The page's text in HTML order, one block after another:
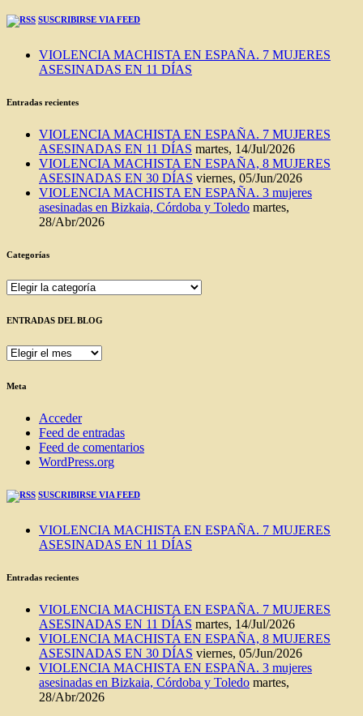
SUSCRIBIRSE VIA FEED
VIOLENCIA MACHISTA EN ESPAÑA. 7 MUJERES
ASESINADAS EN 11 DÍAS
Entradas recientes
VIOLENCIA MACHISTA EN ESPAÑA. 7 MUJERES
ASESINADAS EN 11 DÍAS martes, 14/Jul/2026
VIOLENCIA MACHISTA EN ESPAÑA, 8 MUJERES
ASESINADAS EN 30 DÍAS viernes, 05/Jun/2026
VIOLENCIA MACHISTA EN ESPAÑA. 3 mujeres
asesinadas en Bizkaia, Córdoba y Toledo martes,
28/Abr/2026
Categorías
Categorías
ENTRADAS DEL BLOG
ENTRADAS
BLOG
Meta
Acceder
Feed de entradas
Feed de comentarios
WordPress.org
SUSCRIBIRSE VIA FEED
VIOLENCIA MACHISTA EN ESPAÑA. 7 MUJERES
ASESINADAS EN 11 DÍAS
Entradas recientes
VIOLENCIA MACHISTA EN ESPAÑA. 7 MUJERES
ASESINADAS EN 11 DÍAS martes, 14/Jul/2026
VIOLENCIA MACHISTA EN ESPAÑA, 8 MUJERES
ASESINADAS EN 30 DÍAS viernes, 05/Jun/2026
VIOLENCIA MACHISTA EN ESPAÑA. 3 mujeres
asesinadas en Bizkaia, Córdoba y Toledo martes,
28/Abr/2026